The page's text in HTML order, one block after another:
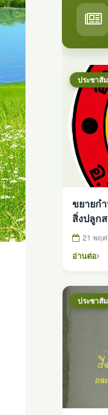
ขยายก
สิ่งปลูกสร้าง พ.ศ.
สิ่งปลูกส
21 พฤ
อ่านต่อ